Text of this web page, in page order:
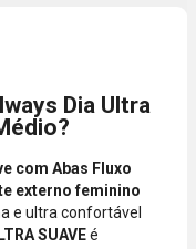
Dia Ultra
com Abas Fluxo
externo feminino
e ultra confortável
SUAVEé